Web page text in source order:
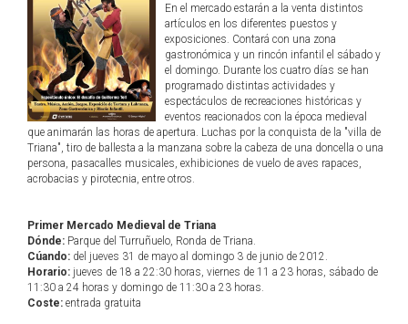
En el mercado estarán a la venta distintos
artículos en los diferentes puestos y
exposiciones. Contará con una zona
gastronómica y un rincón infantil el sábado y
el domingo. Durante los cuatro días se han
programado distintas actividades y
espectáculos de recreaciones históricas y
eventos reacionados con la época medieval
que animarán las horas de apertura. Luchas por la conquista de la "villa de
Triana", tiro de ballesta a la manzana sobre la cabeza de una doncella o una
persona, pasacalles musicales, exhibiciones de vuelo de aves rapaces,
acrobacias y pirotecnia, entre otros.
Primer Mercado Medieval de Triana
Dónde: Parque del Turruñuelo, Ronda de Triana.
Cúando: del jueves 31 de mayo al domingo 3 de junio de 2012.
Horario: jueves de 18 a 22:30 horas, viernes de 11 a 23 horas, sábado de
11:30 a 24 horas y domingo de 11:30 a 23 horas.
Coste: entrada gratuita